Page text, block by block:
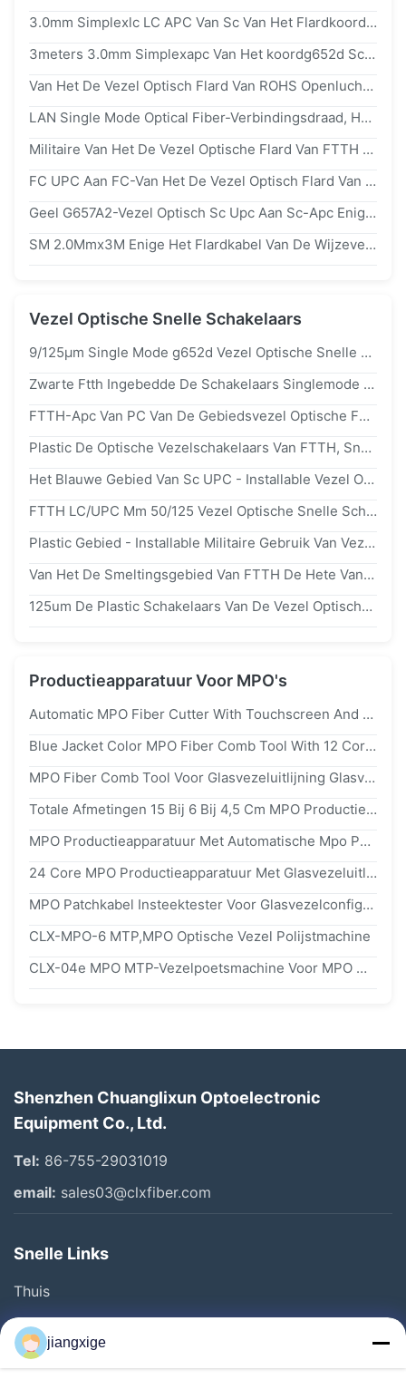
3.0mm Simplexlc LC APC Van Sc Van Het Flardkoord Aan Het Jasje Van Pvc LZSH Van Sc UPC
3meters 3.0mm Simplexapc Van Het koordg652d Sc UPC Van Het Vezel Optische Flard
Van Het De Vezel Optisch Flard Van ROHS Openluchtsc Van De Het Koorddaling Aan Fc-Flardkoord 3.0mm 2m
LAN Single Mode Optical Fiber-Verbindingsdraad, Het Koord Van Het De Vezelflard Van Sc Lc Van Het Testmateriaal
Militaire Van Het De Vezel Optische Flard Van FTTH Binnen Het Koordkabel Met De Mannelijke Schakelaar Van Sc UPC
FC UPC Aan FC-Van Het De Vezel Optisch Flard Van PC Koord 9/125 Simplex 2,0 3.0mm Anti Afwerpende Kabel
Geel G657A2-Vezel Optisch Sc Upc Aan Sc-Apc Enige De Wijze Simplexkabel Van Het Flardkoord
SM 2.0Mmx3M Enige Het Flardkabel Van De Wijzevezel, Simplex De Vezelverbindingsdraad Van FC ST
Vezel Optische Snelle Schakelaars
9/125μm Single Mode g652d Vezel Optische Snelle Schakelaars Voor FTTH-Dalingskabel
Zwarte Ftth Ingebedde De Schakelaars Singlemode Snelle Schakelaar Van De Vezel Optische Kabel
FTTH-Apc Van PC Van De Gebiedsvezel Optische FC Snelle Schakelaar Voor Telecommunicaties
Plastic De Optische Vezelschakelaars Van FTTH, Snelle 2*3mm Verbinden Vezel Optische Schakelaars
Het Blauwe Gebied Van Sc UPC - Installable Vezel Optische Snelle Schakelaars Voor WAN LAN
FTTH LC/UPC Mm 50/125 Vezel Optische Snelle Schakelaars LC 120s Voor Flardcomités
Plastic Gebied - Installable Militaire Gebruik Van Vezel Optische Snelle Schakelaars FTTH Lc/Upc
Van Het De Smeltingsgebied Van FTTH De Hete Van De De Assemblagevezel Van De Schakelaarssc Upc Optische Snelle Hoge Betrouwbaarheid
125um De Plastic Schakelaars Van De Vezel Optische Kabel, De Pre Ingebedde Optische Snelle Schakelaar Van SC/UPC
Productieapparatuur Voor MPO's
Automatic MPO Fiber Cutter With Touchscreen And Foot Pedal Control For 12/24 Core MPO Patch Cord
Blue Jacket Color MPO Fiber Comb Tool With 12 Core Fiber Count For Precise Fiber Alignment
MPO Fiber Comb Tool Voor Glasvezeluitlijning Glasvezelrangschikking MPO/MTP Connector Montagetool 12/24 Core Aluminium
Totale Afmetingen 15 Bij 6 Bij 4,5 Cm MPO Productieapparatuur Ontworpen Voor Glasvezeluitlijning En Glasvezelrangschikking In De Telecomindustrie
MPO Productieapparatuur Met Automatische Mpo Patch Cord Insertion Return Loss Tester Geoptimaliseerd Voor Fiber Alignment En Fiber Arrangement
24 Core MPO Productieapparatuur Met Glasvezeluitlijning En Glasvezelrangschikking Totale Afmetingen 15 Bij 6 Bij 4,5 Centimeter
MPO Patchkabel Insteektester Voor Glasvezelconfiguratie, Ondersteunt 12-Core En 24-Core Glasvezeltellingen Voor Nauwkeurige Glasvezeluitlijning En Testen
CLX-MPO-6 MTP,MPO Optische Vezel Polijstmachine
CLX-04e MPO MTP-Vezelpoetsmachine Voor MPO MTP-Connectorpoetsmachine
Shenzhen Chuanglixun Optoelectronic
Equipment Co., Ltd.
Tel: 86-755-29031019
email: sales03@clxfiber.com
Snelle Links
Thuis
Producten
Over Ons
jiangxige